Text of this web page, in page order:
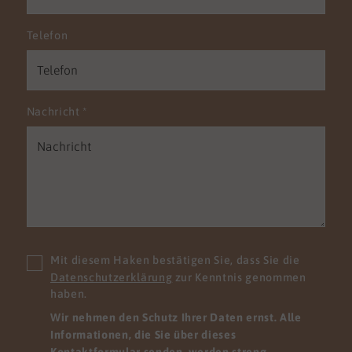
Telefon
Nachricht *
Mit diesem Haken bestätigen Sie, dass Sie die
Datenschutzerklärung zur Kenntnis genommen
haben.
Wir nehmen den Schutz Ihrer Daten ernst. Alle
Informationen, die Sie über dieses